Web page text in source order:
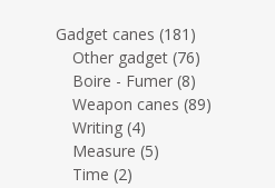
Gadget canes (181)
Other gadget (76)
Boire - Fumer (8)
Weapon canes (89)
Writing (4)
Measure (5)
Time (2)